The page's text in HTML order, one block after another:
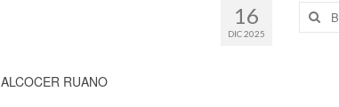
16
DIC 2025
RUANO
Buscar
por: